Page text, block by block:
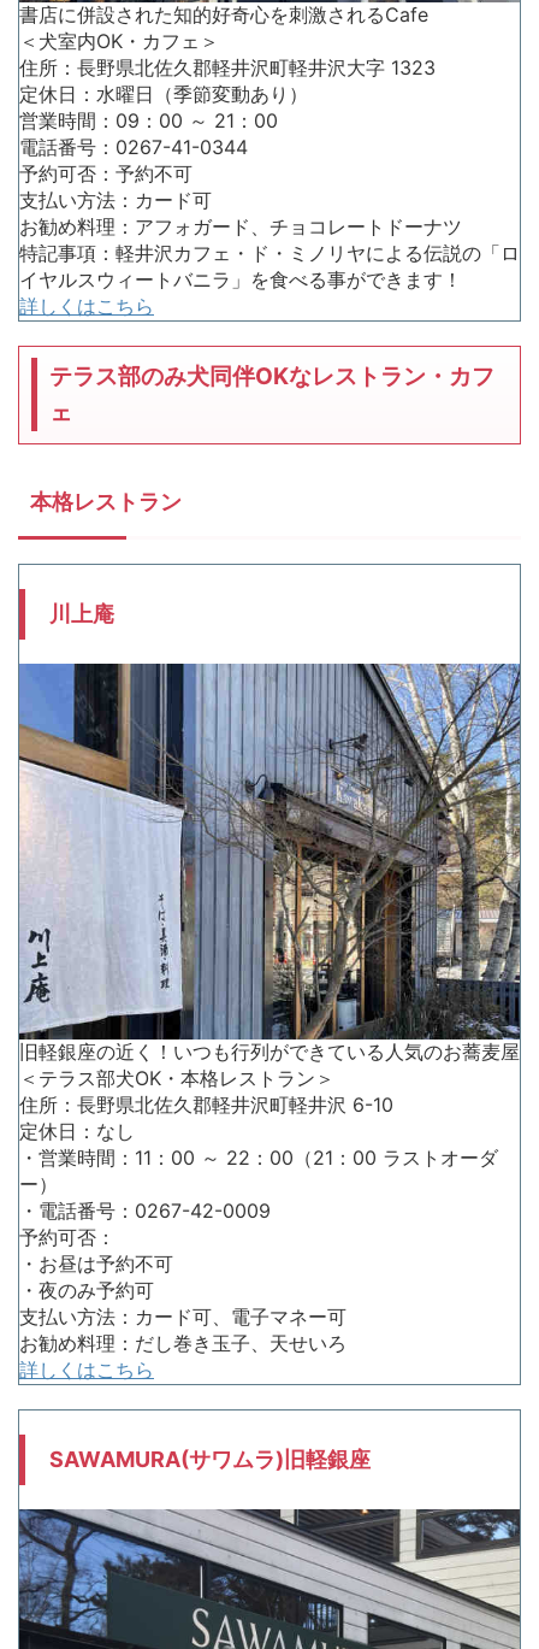
書店に併設された知的好奇心を刺激されるCafe
＜犬室内OK・カフェ＞
住所：長野県北佐久郡軽井沢町軽井沢大字 1323
定休日：水曜日（季節変動あり）
営業時間：09：00 ～ 21：00
電話番号：0267-41-0344
予約可否：予約不可
支払い方法：カード可
お勧め料理：アフォガード、チョコレートドーナツ
特記事項：軽井沢カフェ・ド・ミノリヤによる伝説の「ロ
イヤルスウィートバニラ」を食べる事ができます！
詳しくはこちら
テラス部のみ犬同伴OKなレストラン・カフ
ェ
本格レストラン
川上庵
旧軽銀座の近く！いつも行列ができている人気のお蕎麦屋
＜テラス部犬OK・本格レストラン＞
住所：長野県北佐久郡軽井沢町軽井沢 6-10
定休日：なし
・営業時間：11：00 ～ 22：00（21：00 ラストオーダ
ー）
・電話番号：0267-42-0009
予約可否：
・お昼は予約不可
・夜のみ予約可
支払い方法：カード可、電子マネー可
お勧め料理：だし巻き玉子、天せいろ
詳しくはこちら
SAWAMURA(サワムラ)旧軽銀座